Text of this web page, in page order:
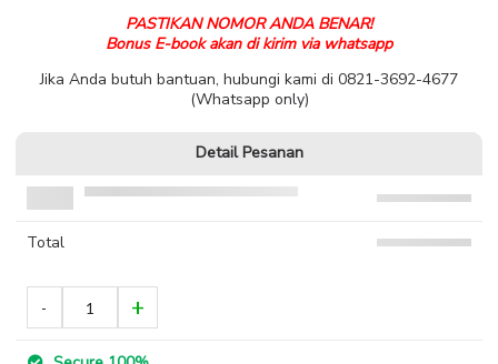
PASTIKAN NOMOR ANDA BENAR!
Bonus E-book akan di kirim via whatsapp
Jika Anda butuh bantuan, hubungi kami di 0821-3692-4677
(Whatsapp only)
Detail Pesanan
Total